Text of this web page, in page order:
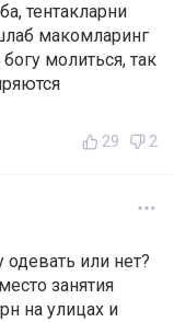
тентакларни
макомларинг
молиться, так
29 2
или нет?
занятия
на улицах и